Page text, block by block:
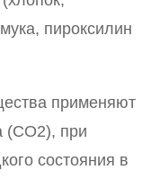
пироксилин
применяют
(CO2), при
состояния в